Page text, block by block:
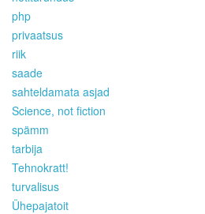
php
privaatsus
riik
saade
sahteldamata asjad
Science, not fiction
spämm
tarbija
Tehnokratt!
turvalisus
Ühepajatoit